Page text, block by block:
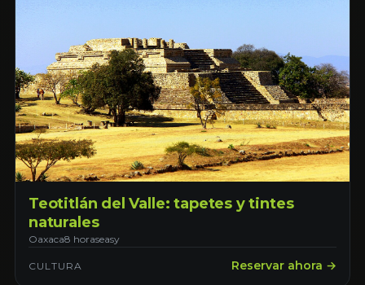
Teotitlán del Valle: tapetes y tintes
naturales
Oaxaca8 horaseasy
CULTURA Reservar ahora →